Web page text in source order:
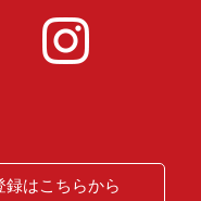
はこちらから